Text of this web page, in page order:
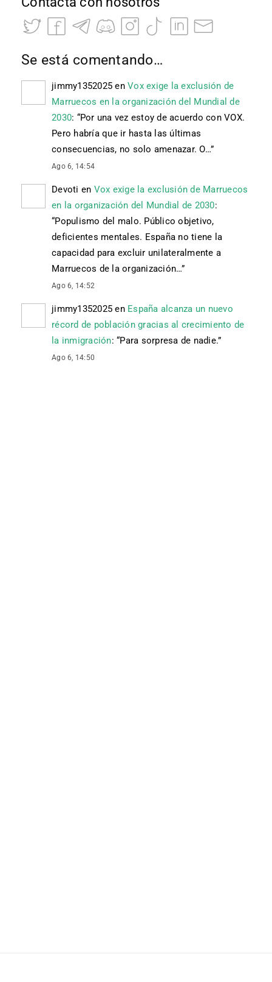
Se está comentando…
jimmy1352025 en Vox exige la exclusión de
Marruecos en la organización del Mundial de
2030: “Por una vez estoy de acuerdo con VOX.
Pero habría que ir hasta las últimas
consecuencias, no solo amenazar. O…”
Ago 6, 14:54
Devoti en Vox exige la exclusión de Marruecos
en la organización del Mundial de 2030:
“Populismo del malo. Público objetivo,
deficientes mentales. España no tiene la
capacidad para excluir unilateralmente a
Marruecos de la organización…”
Ago 6, 14:52
jimmy1352025 en España alcanza un nuevo
récord de población gracias al crecimiento de
la inmigración: “Para sorpresa de nadie.”
Ago 6, 14:50